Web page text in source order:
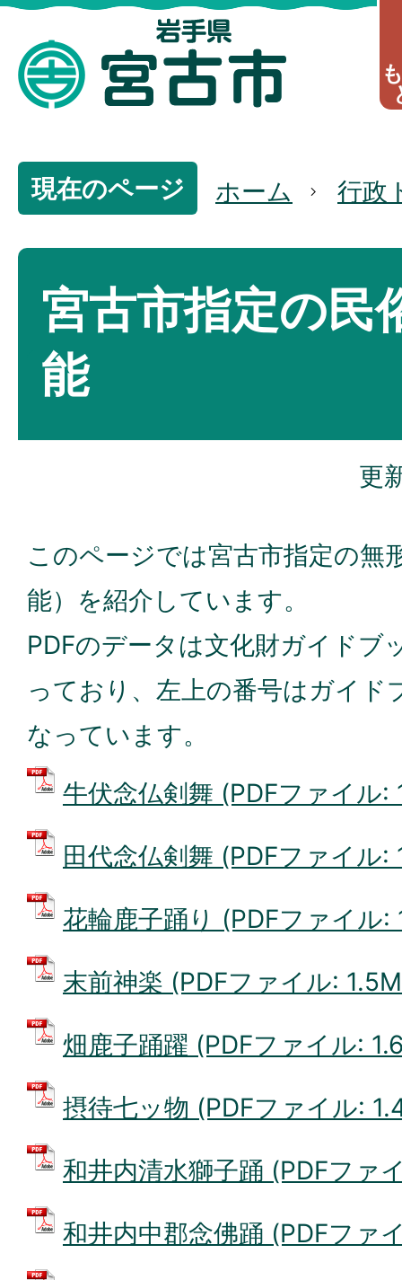
現在のページ ホーム 行政
宮古市指定の民
能
更
このページでは宮古市指定の無
能）を紹介しています。
PDFのデータは文化財ガイドブ
っており、左上の番号はガイド
なっています。
牛伏念仏剣舞 (PDFファイル:
田代念仏剣舞 (PDFファイル:
花輪鹿子踊り (PDFファイル:
末前神楽 (PDFファイル:
畑鹿子踊躍 (PDFファイル:
摂待七ッ物 (PDFファイル:
和井内清水獅子踊 (PDFファ
和井内中郡念佛踊 (PDFファ